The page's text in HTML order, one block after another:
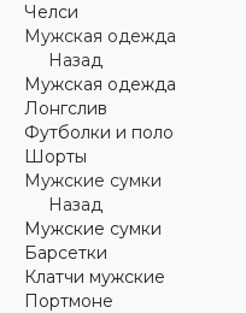
Челси
Мужская одежда
Назад
Мужская одежда
Лонгслив
Футболки и поло
Шорты
Мужские сумки
Назад
Мужские сумки
Барсетки
Клатчи мужские
Портмоне